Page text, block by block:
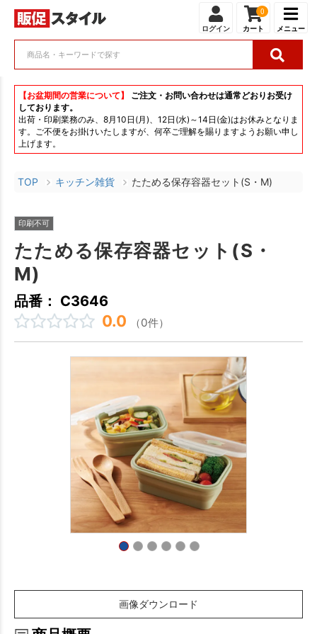
ログイン
0
カート メニュー
【お盆期間の営業について】
ご注文・お問い合わせは通常どおりお受け
しております。
出荷・印刷業務のみ、8月10日(月)、12日(水)～14日(金)はお休みとなりま
す。ご不便をお掛けいたしますが、何卒ご理解を賜りますようお願い申し
上げます。
TOP キッチン雑貨 たためる保存容器セット(S・M)
印刷不可
たためる保存容器セット(S・
M)
品番： C3646
0.0 （0件）
画像ダウンロード